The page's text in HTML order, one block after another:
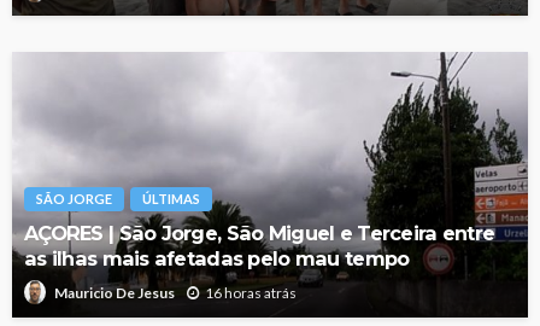
SÃO JORGE ÚLTIMAS
AÇORES | São Jorge, São Miguel e Terceira entre
as ilhas mais afetadas pelo mau tempo
Mauricio De Jesus 16 horas atrás